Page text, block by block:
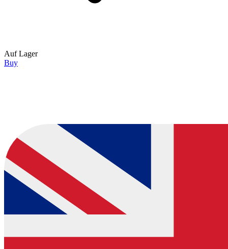
Auf Lager
Buy